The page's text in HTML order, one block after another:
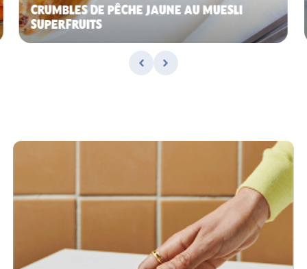
CRUMBLES DE PÊCHE JAUNE AU MUESLI
SUPERFRUITS